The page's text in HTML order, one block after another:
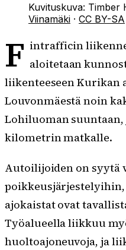
Kuvituskuva: Timber
Viinamäki · CC BY-SA
F intrafficin
aloitetaan
liikenteeseen Kurikan
Louvonmäestä noin
Lohiluoman suuntaan,
kilometrin matkalle.
Autoilijoiden on syytä
ajokaistat ovat
Työalueella liikkuu
huoltoajoneuvoja, ja